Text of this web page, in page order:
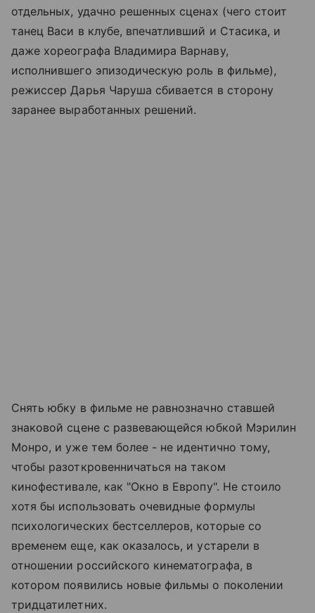
отдельных, удачно решенных сценах (чего стоит
танец Васи в клубе, впечатливший и Стасика, и
даже хореографа Владимира Варнаву,
исполнившего эпизодическую роль в фильме),
режиссер Дарья Чаруша сбивается в сторону
заранее выработанных решений.
Снять юбку в фильме не равнозначно ставшей
знаковой сцене с развевающейся юбкой Мэрилин
Монро, и уже тем более - не идентично тому,
чтобы разоткровенничаться на таком
кинофестивале, как "Окно в Европу". Не стоило
хотя бы использовать очевидные формулы
психологических бестселлеров, которые со
временем еще, как оказалось, и устарели в
отношении российского кинематографа, в
котором появились новые фильмы о поколении
тридцатилетних.